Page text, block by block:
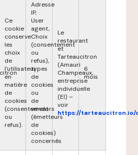
Ce
cookie
conserve
les
choix
de
l'utilisateur
en
matière
de
cookies
(consentement
ou
refus).
Adresse
IP,
User
agent,
Choix
(consentement
ou
refus),
types
de
cookies
ou
de
vendors
(émetteurs
de
cookies)
concernés
Le
restaurant
et
Tarteaucitron
(Amauri
Champeaux,
entreprise
individuelle
(EI) –
voir
https://tarteaucitron.io/
6
mois